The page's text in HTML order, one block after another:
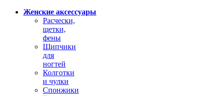
Женские аксессуары
Расчески,
щетки,
фены
Щипчики
для
ногтей
Колготки
и чулки
Спонжики